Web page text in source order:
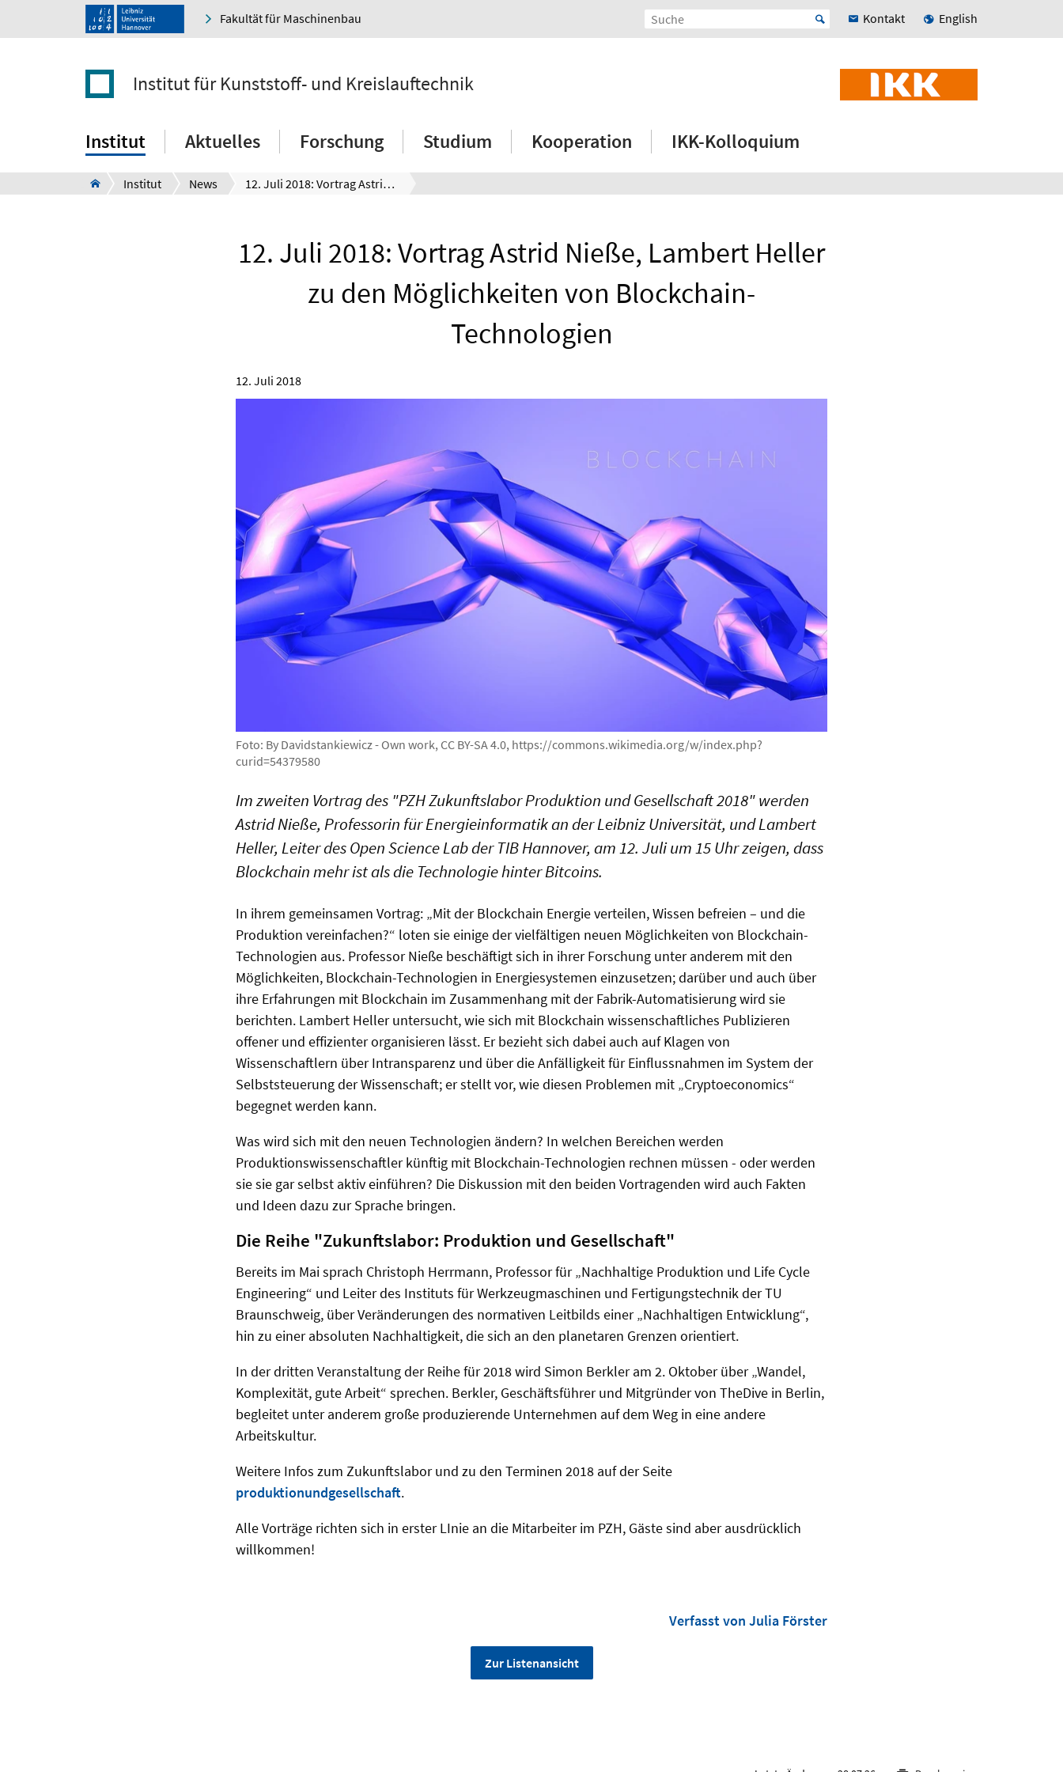
Fakultät für Maschinenbau Kontakt English
Institut für Kunststoff- und Kreislauftechnik
Institut Aktuelles Forschung Studium Kooperation IKK-Kolloquium
Institut News 12. Juli 2018: Vortrag Astrid Nieße, Lambert Heller zu den Möglichkeiten von Blockchain-Technologien
12. Juli 2018: Vortrag Astrid Nieße, Lambert Heller
zu den Möglichkeiten von Blockchain-
Technologien
12. Juli 2018
Foto: By Davidstankiewicz - Own work, CC BY-SA 4.0, https://commons.wikimedia.org/w/index.php?
curid=54379580
Im zweiten Vortrag des "PZH Zukunftslabor Produktion und Gesellschaft 2018" werden
Astrid Nieße, Professorin für Energieinformatik an der Leibniz Universität, und Lambert
Heller, Leiter des Open Science Lab der TIB Hannover, am 12. Juli um 15 Uhr zeigen, dass
Blockchain mehr ist als die Technologie hinter Bitcoins.
In ihrem gemeinsamen Vortrag: „Mit der Blockchain Energie verteilen, Wissen befreien – und die
Produktion vereinfachen?“ loten sie einige der vielfältigen neuen Möglichkeiten von Blockchain-
Technologien aus. Professor Nieße beschäftigt sich in ihrer Forschung unter anderem mit den
Möglichkeiten, Blockchain-Technologien in Energiesystemen einzusetzen; darüber und auch über
ihre Erfahrungen mit Blockchain im Zusammenhang mit der Fabrik-Automatisierung wird sie
berichten. Lambert Heller untersucht, wie sich mit Blockchain wissenschaftliches Publizieren
offener und effizienter organisieren lässt. Er bezieht sich dabei auch auf Klagen von
Wissenschaftlern über Intransparenz und über die Anfälligkeit für Einflussnahmen im System der
Selbststeuerung der Wissenschaft; er stellt vor, wie diesen Problemen mit „Cryptoeconomics“
begegnet werden kann.
Was wird sich mit den neuen Technologien ändern? In welchen Bereichen werden
Produktionswissenschaftler künftig mit Blockchain-Technologien rechnen müssen - oder werden
sie sie gar selbst aktiv einführen? Die Diskussion mit den beiden Vortragenden wird auch Fakten
und Ideen dazu zur Sprache bringen.
Die Reihe "Zukunftslabor: Produktion und Gesellschaft"
Bereits im Mai sprach Christoph Herrmann, Professor für „Nachhaltige Produktion und Life Cycle
Engineering“ und Leiter des Instituts für Werkzeugmaschinen und Fertigungstechnik der TU
Braunschweig, über Veränderungen des normativen Leitbilds einer „Nachhaltigen Entwicklung“,
hin zu einer absoluten Nachhaltigkeit, die sich an den planetaren Grenzen orientiert.
In der dritten Veranstaltung der Reihe für 2018 wird Simon Berkler am 2. Oktober über „Wandel,
Komplexität, gute Arbeit“ sprechen. Berkler, Geschäftsführer und Mitgründer von TheDive in Berlin,
begleitet unter anderem große produzierende Unternehmen auf dem Weg in eine andere
Arbeitskultur.
Weitere Infos zum Zukunftslabor und zu den Terminen 2018 auf der Seite
produktionundgesellschaft.
Alle Vorträge richten sich in erster LInie an die Mitarbeiter im PZH, Gäste sind aber ausdrücklich
willkommen!
Verfasst von Julia Förster
Zur Listenansicht